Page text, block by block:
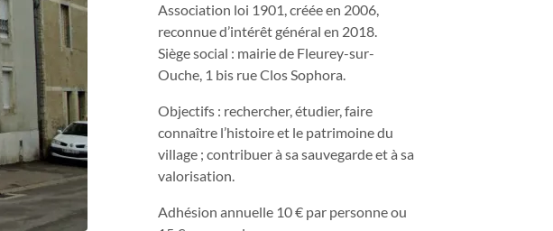
Association loi 1901, créée en 2006,
reconnue d’intérêt général en 2018.
Siège social : mairie de Fleurey-sur-
Ouche, 1 bis rue Clos Sophora.
Objectifs : rechercher, étudier, faire
connaître l’histoire et le patrimoine du
village ; contribuer à sa sauvegarde et à sa
valorisation.
Adhésion annuelle 10 € par personne ou